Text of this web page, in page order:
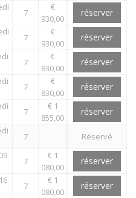
7
€
930,00
réserver
7
€
930,00
réserver
7
€
830,00
réserver
7
€
830,00
réserver
7
€ 1
855,00
réserver
7
Réservé
7
€ 1
080,00
réserver
7
€ 1
080,00
réserver